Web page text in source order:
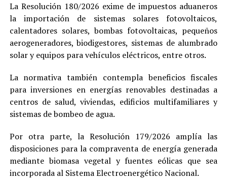
La Resolución 180/2026 exime de impuestos aduaneros
la importación de sistemas solares fotovoltaicos,
calentadores solares, bombas fotovoltaicas, pequeños
aerogeneradores, biodigestores, sistemas de alumbrado
solar y equipos para vehículos eléctricos, entre otros.
La normativa también contempla beneficios fiscales
para inversiones en energías renovables destinadas a
centros de salud, viviendas, edificios multifamiliares y
sistemas de bombeo de agua.
Por otra parte, la Resolución 179/2026 amplía las
disposiciones para la compraventa de energía generada
mediante biomasa vegetal y fuentes eólicas que sea
incorporada al Sistema Electroenergético Nacional.